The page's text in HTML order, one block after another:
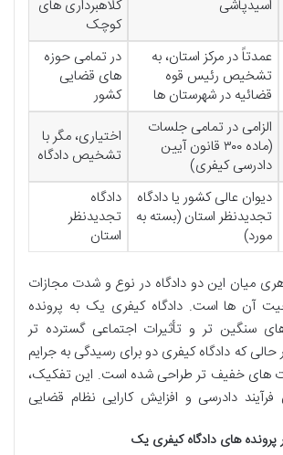
اسیدپاشی
کلاهبرداری های
کوچک
عمدتاً در مرکز استان، به
تشخیص رئیس قوه
قضائیه در شهرستان ها
در تمامی حوزه
های قضایی
کشور
الزامی در تمامی جلسات
(ماده ۳۰۰ قانون آیین
دادرسی کیفری)
اختیاری، مگر با
تشخیص دادگاه
دیوان عالی کشور یا دادگاه
تجدیدنظر استان (بسته به
مورد)
دادگاه
تجدیدنظر
استان
میان این دو دادگاه در نوع و شدت مجازات
آن ها است. دادگاه کیفری یک به پرونده
سنگین تر و تأثیرات اجتماعی گسترده تر
که دادگاه کیفری دو برای رسیدگی به جرایم
های خفیف تر طراحی شده است. این تفکیک،
دادرسی و افزایش کارایی نظام قضایی
های دادگاه کیفری یک